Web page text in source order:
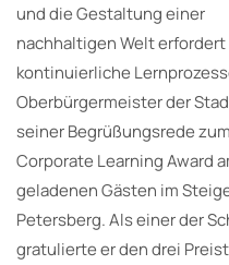
und die Gestaltung einer
nachhaltigen Welt erfordert
kontinuierliche
Oberbürgermeister der
seiner Begrüßungsrede
Corporate Learning Award
geladenen Gästen im
Petersberg. Als einer der
gratulierte er den drei